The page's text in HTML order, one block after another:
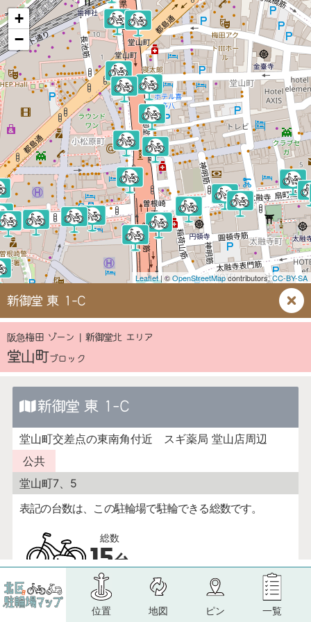
+
−
Leaflet| ©OpenStreetMapcontributors,CC-BY-SA
新御堂 東 1-C
位置 地図 ピン 一覧